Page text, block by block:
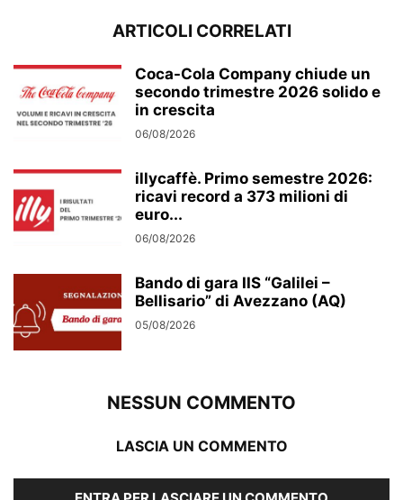
ARTICOLI CORRELATI
Coca-Cola Company chiude un
secondo trimestre 2026 solido e
in crescita
06/08/2026
illycaffè. Primo semestre 2026:
ricavi record a 373 milioni di
euro...
06/08/2026
Bando di gara IIS “Galilei –
Bellisario” di Avezzano (AQ)
05/08/2026
NESSUN COMMENTO
LASCIA UN COMMENTO